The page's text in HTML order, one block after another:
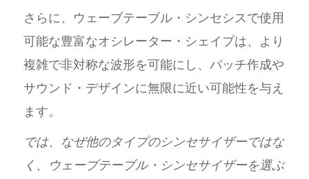
さらに、ウェーブテーブル・シンセシスで使用
可能な豊富なオシレーター・シェイプは、より
複雑で非対称な波形を可能にし、パッチ作成や
サウンド・デザインに無限に近い可能性を与え
ます。
では、なぜ他のタイプのシンセサイザーではな
く、ウェーブテーブル・シンセサイザーを選ぶ